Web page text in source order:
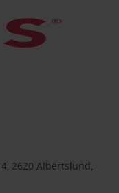
2620 Albertslund,